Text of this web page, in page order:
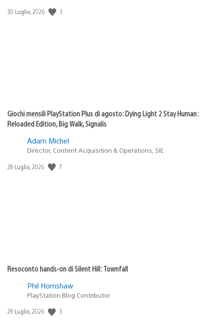
Data
30 Luglio, 2026 3
Giochi mensili PlayStation Plus di agosto: Dying Light 2 Stay Human:
Reloaded Edition, Big Walk, Signalis
Adam Michel
Director, Content Acquisition & Operations, SIE
Data
28 Luglio, 2026 7
Resoconto hands-on di Silent Hill: Townfall
Phil Hornshaw
PlayStation Blog Contributor
Data
29 Luglio, 2026 3